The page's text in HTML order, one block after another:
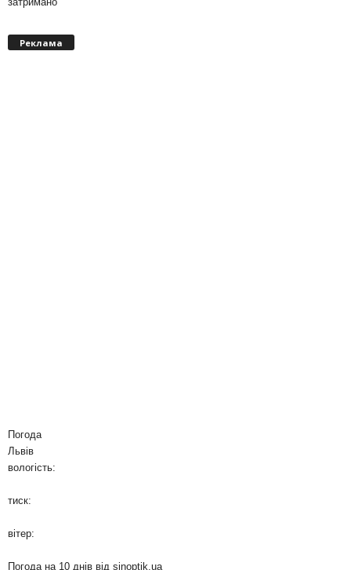
Реклама
Погода
Львів
вологість:
тиск:
вітер:
Погода на 10 днів від sinoptik.ua